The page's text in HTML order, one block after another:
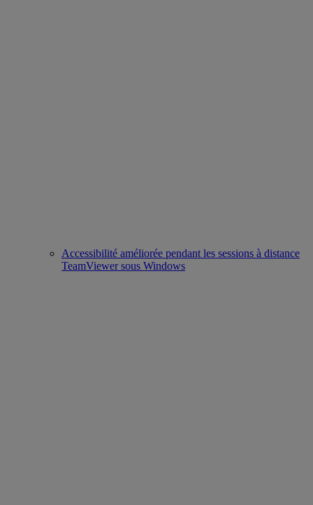
Accessibilité améliorée pendant les sessions à distance
TeamViewer sous Windows